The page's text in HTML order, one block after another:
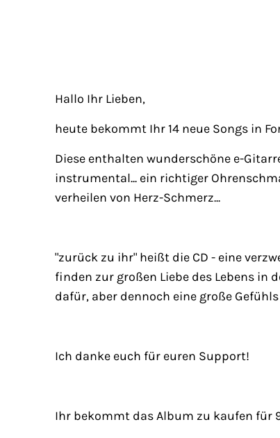
Hallo Ihr Lieben,
heute bekommt Ihr 14 neue Songs in
Diese enthalten wunderschöne e-
instrumental... ein richtiger
verheilen von Herz-Schmerz...
"zurück zu ihr" heißt die CD - eine
finden zur großen Liebe des Lebens in
dafür, aber dennoch eine große
Ich danke euch für euren Support!
Ihr bekommt das Album zu kaufen für